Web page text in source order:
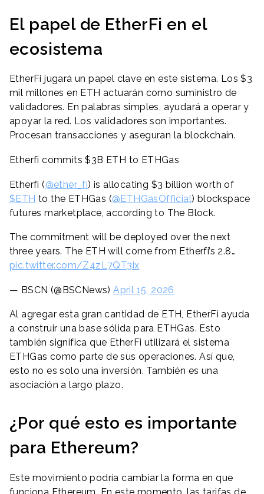
El papel de EtherFi en el
ecosistema
EtherFi jugará un papel clave en este sistema. Los $3
mil millones en ETH actuarán como suministro de
validadores. En palabras simples, ayudará a operar y
apoyar la red. Los validadores son importantes.
Procesan transacciones y aseguran la blockchain.
Etherfi commits $3B ETH to ETHGas
Etherfi (@ether_fi) is allocating $3 billion worth of
$ETH to the ETHGas (@ETHGasOfficial) blockspace
futures marketplace, according to The Block.
The commitment will be deployed over the next
three years. The ETH will come from Etherfi’s 2.8…
pic.twitter.com/Z4zL7QT3ix
— BSCN (@BSCNews)April 15, 2026
Al agregar esta gran cantidad de ETH, EtherFi ayuda
a construir una base sólida para ETHGas. Esto
también significa que EtherFi utilizará el sistema
ETHGas como parte de sus operaciones. Así que,
esto no es solo una inversión. También es una
asociación a largo plazo.
¿Por qué esto es importante
para Ethereum?
Este movimiento podría cambiar la forma en que